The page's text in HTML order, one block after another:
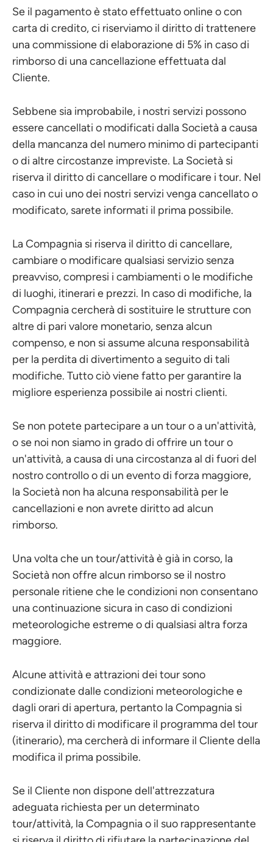
Se il pagamento è stato effettuato online o con
carta di credito, ci riserviamo il diritto di trattenere
una commissione di elaborazione di 5% in caso di
rimborso di una cancellazione effettuata dal
Cliente.
Sebbene sia improbabile, i nostri servizi possono
essere cancellati o modificati dalla Società a causa
della mancanza del numero minimo di partecipanti
o di altre circostanze impreviste. La Società si
riserva il diritto di cancellare o modificare i tour. Nel
caso in cui uno dei nostri servizi venga cancellato o
modificato, sarete informati il prima possibile.
La Compagnia si riserva il diritto di cancellare,
cambiare o modificare qualsiasi servizio senza
preavviso, compresi i cambiamenti o le modifiche
di luoghi, itinerari e prezzi. In caso di modifiche, la
Compagnia cercherà di sostituire le strutture con
altre di pari valore monetario, senza alcun
compenso, e non si assume alcuna responsabilità
per la perdita di divertimento a seguito di tali
modifiche. Tutto ciò viene fatto per garantire la
migliore esperienza possibile ai nostri clienti.
Se non potete partecipare a un tour o a un'attività,
o se noi non siamo in grado di offrire un tour o
un'attività, a causa di una circostanza al di fuori del
nostro controllo o di un evento di forza maggiore,
la Società non ha alcuna responsabilità per le
cancellazioni e non avrete diritto ad alcun
rimborso.
Una volta che un tour/attività è già in corso, la
Società non offre alcun rimborso se il nostro
personale ritiene che le condizioni non consentano
una continuazione sicura in caso di condizioni
meteorologiche estreme o di qualsiasi altra forza
maggiore.
Alcune attività e attrazioni dei tour sono
condizionate dalle condizioni meteorologiche e
dagli orari di apertura, pertanto la Compagnia si
riserva il diritto di modificare il programma del tour
(itinerario), ma cercherà di informare il Cliente della
modifica il prima possibile.
Se il Cliente non dispone dell'attrezzatura
adeguata richiesta per un determinato
tour/attività, la Compagnia o il suo rappresentante